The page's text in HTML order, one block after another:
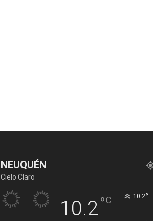
NEUQUÉN
Cielo Claro
10.2°C 10.2°